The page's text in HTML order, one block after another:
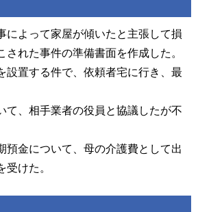
によって家屋が傾いたと主張して損
された事件の準備書面を作成した。
設置する件で、依頼者宅に行き、最
て、相手業者の役員と協議したが不
預金について、母の介護費として出
けた。